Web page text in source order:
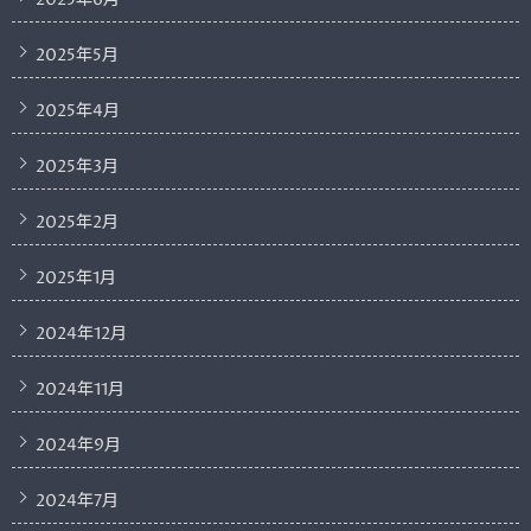
2025年5月
2025年4月
2025年3月
2025年2月
2025年1月
2024年12月
2024年11月
2024年9月
2024年7月